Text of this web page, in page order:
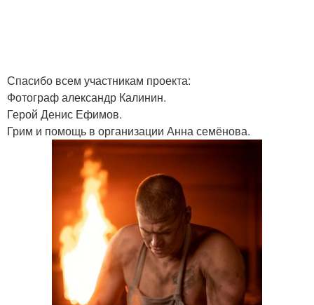
Спасибо всем участникам проекта:
Фотограф александр Калинин.
Герой Денис Ефимов.
Грим и помощь в организации Анна семёнова.